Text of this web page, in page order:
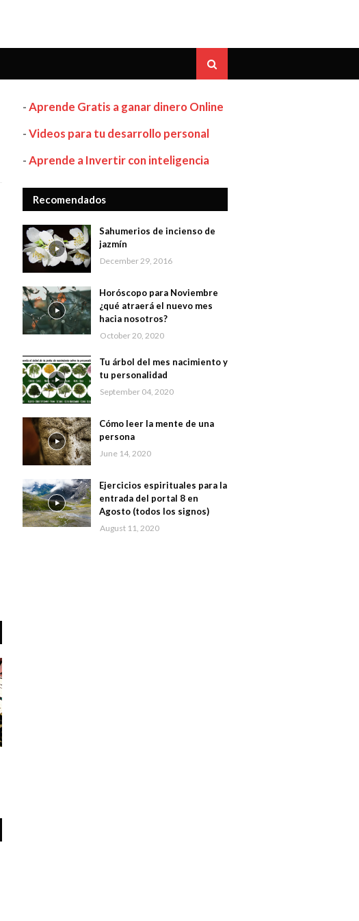
-Aprende Gratis a ganar dinero Online
-Videos para tu desarrollo personal
-Aprende a Invertir con inteligencia
Recomendados
Sahumerios de incienso de
jazmín
December 29, 2016
Horóscopo para Noviembre
¿qué atraerá el nuevo mes
hacia nosotros?
October 20, 2020
Tu árbol del mes nacimiento y
tu personalidad
September 04, 2020
Cómo leer la mente de una
persona
June 14, 2020
Ejercicios espirituales para la
entrada del portal 8 en
Agosto (todos los signos)
August 11, 2020